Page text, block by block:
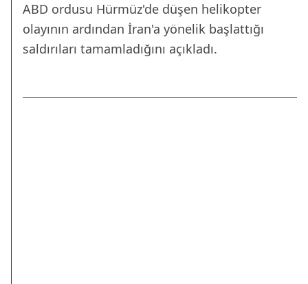
ABD ordusu Hürmüz'de düşen helikopter
olayının ardından İran'a yönelik başlattığı
saldırıları tamamladığını açıkladı.